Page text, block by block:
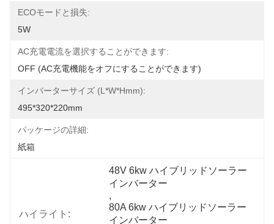
ECOモードと損失:
5W
AC充電電流を選択することができます:
OFF (AC充電機能をオフにすることができます)
インバーターサイズ (L*W*Hmm):
495*320*220mm
パッケージの詳細:
紙箱
ハイライト:
48V 6kw ハイブリッドソーラー
インバーター
,
80A 6kw ハイブリッドソーラー
インバーター